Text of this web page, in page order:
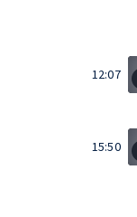
12:07
15:50